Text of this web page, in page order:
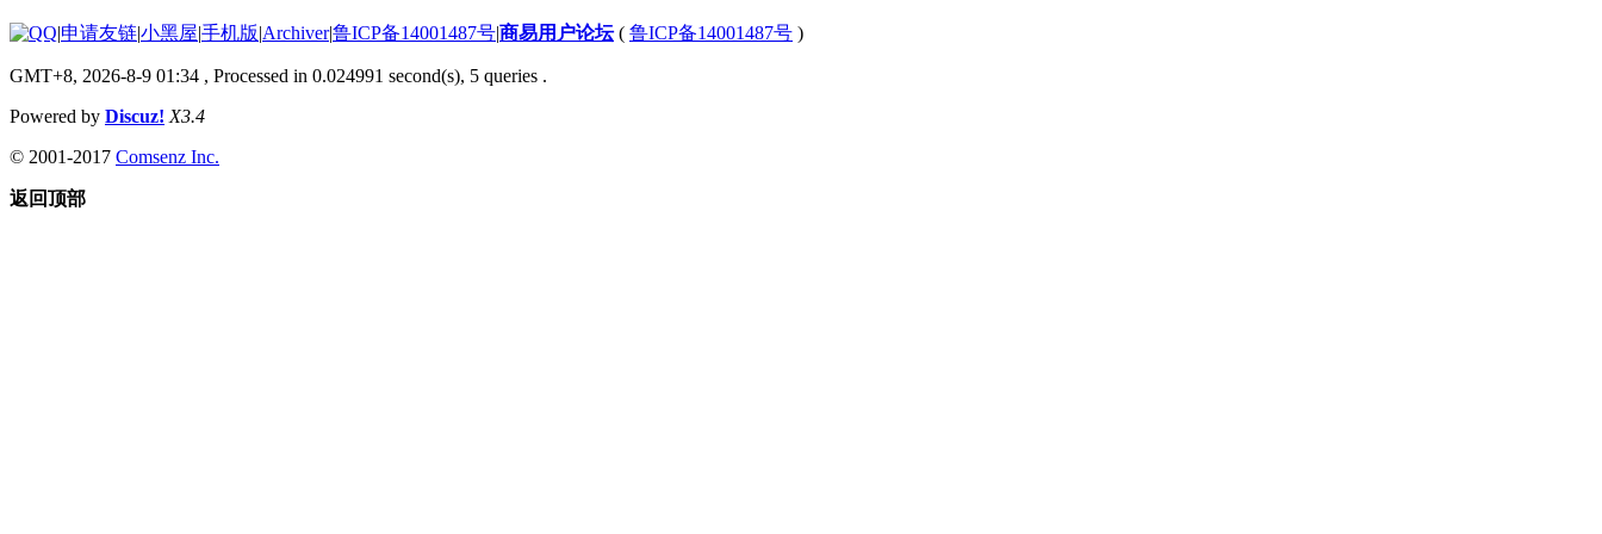
|申请友链|小黑屋|手机版|Archiver|鲁ICP备14001487号|商易用户论坛( 鲁ICP备14001487号 )
GMT+8, 2026-8-9 01:34 , Processed in 0.024991 second(s), 5 queries .
Powered by Discuz! X3.4
© 2001-2017 Comsenz Inc.
返回顶部